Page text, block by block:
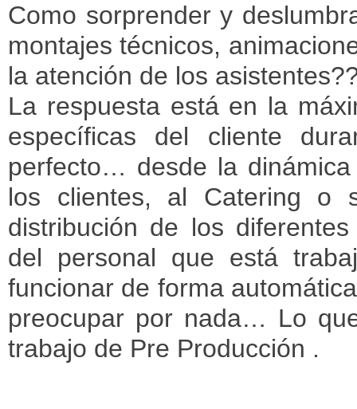
Como sorprender y
montajes técnicos,
la atención de los
La respuesta está en la
específicas del cliente
perfecto… desde la
los clientes, al Catering o
distribución de los
del personal que está
funcionar de forma
preocupar por nada… Lo
trabajo de Pre Producción .